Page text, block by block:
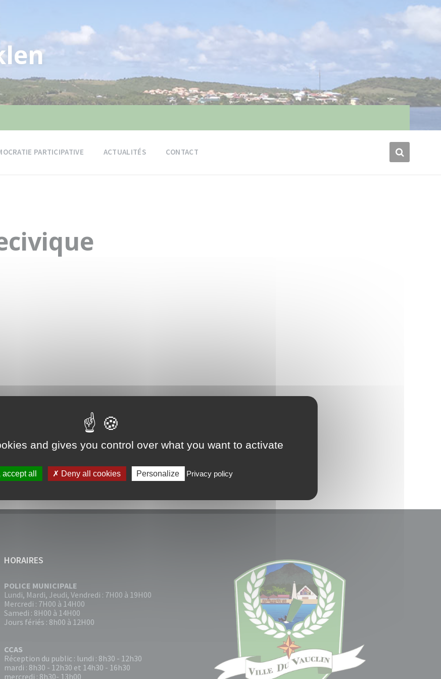
PARTICIPATIVE ACTUALITÉS CONTACT
HORAIRES
POLICE MUNICIPALE
Lundi, Mardi, Jeudi, Vendredi : 7H00 à 19H00
Mercredi : 7H00 à 14H00
Samedi : 8H00 à 14H00
Jours fériés : 8h00 à 12H00
CCAS
Réception du public : lundi : 8h30 - 12h30
mardi : 8h30 - 12h30 et 14h30 - 16h30
mercredi : 8h30- 13h00
and gives you control over what you want to activate
accept all Deny all cookies Personalize Privacy policy